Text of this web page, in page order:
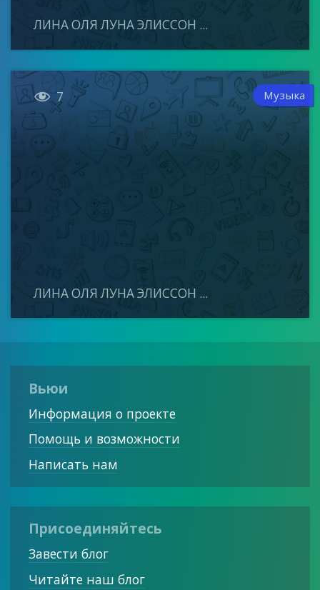
ЛИНА ОЛЯ ЛУНА ЭЛИССОН ...
 7 Музыка
ЛИНА ОЛЯ ЛУНА ЭЛИССОН ...
Вьюи
Информация о проекте
Помощь и возможности
Написать нам
Присоединяйтесь
Завести блог
Читайте наш блог